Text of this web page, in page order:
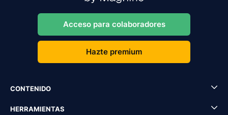
Acceso para colaboradores
Hazte premium
CONTENIDO
HERRAMIENTAS